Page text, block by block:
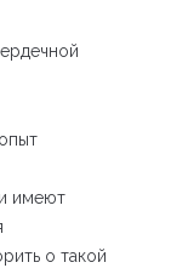
имеют
о такой